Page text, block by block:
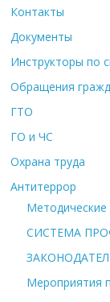
Контакты
Документы
Инструкторы по
Обращения
ГТО
ГО и ЧС
Охрана труда
Антитеррор
СИСТЕМА
Мероприятия